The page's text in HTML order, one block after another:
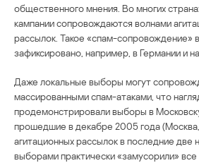
общественного мнения. Во многих
кампании сопровождаются волнами
рассылок. Такое «спам-сопровождение»
зафиксировано, например, в Германии и
Даже локальные выборы могут
массированными спам-атаками, что
продемонстрировали выборы в
прошедшие в декабре 2005 года
агитационных рассылок в последние две
выборами практически «замусорили»